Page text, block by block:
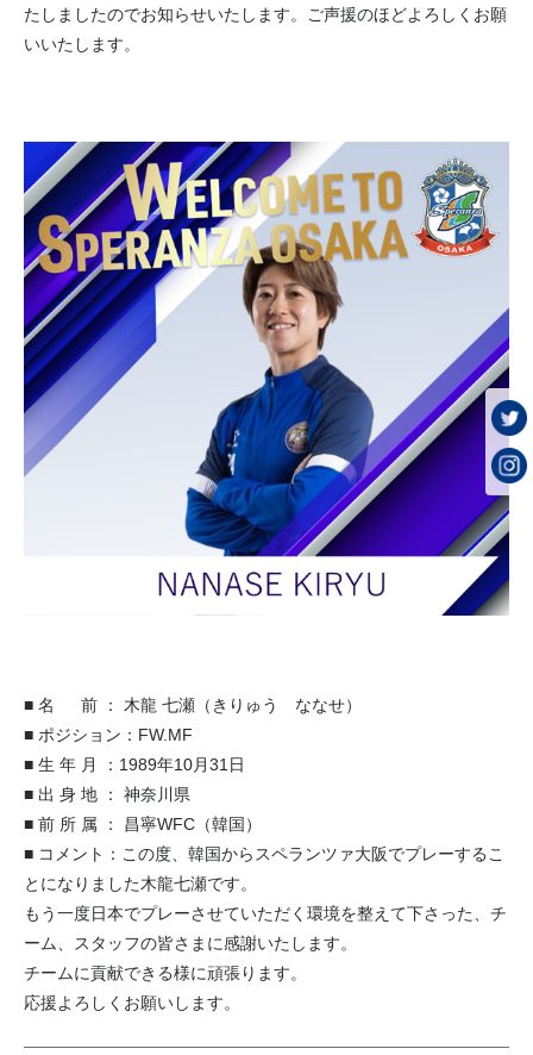
たしましたのでお知らせいたします。ご声援のほどよろしくお願
いいたします。
■ 名 前 ： 木龍 七瀬（きりゅう ななせ）
■ ポジション：FW.MF
■ 生 年 月 ：1989年10月31日
■ 出 身 地 ： 神奈川県
■ 前 所 属 ： 昌寧WFC（韓国）
■ コメント：この度、韓国からスペランツァ大阪でプレーするこ
とになりました木龍七瀬です。
もう一度日本でプレーさせていただく環境を整えて下さった、チ
ーム、スタッフの皆さまに感謝いたします。
チームに貢献できる様に頑張ります。
応援よろしくお願いします。